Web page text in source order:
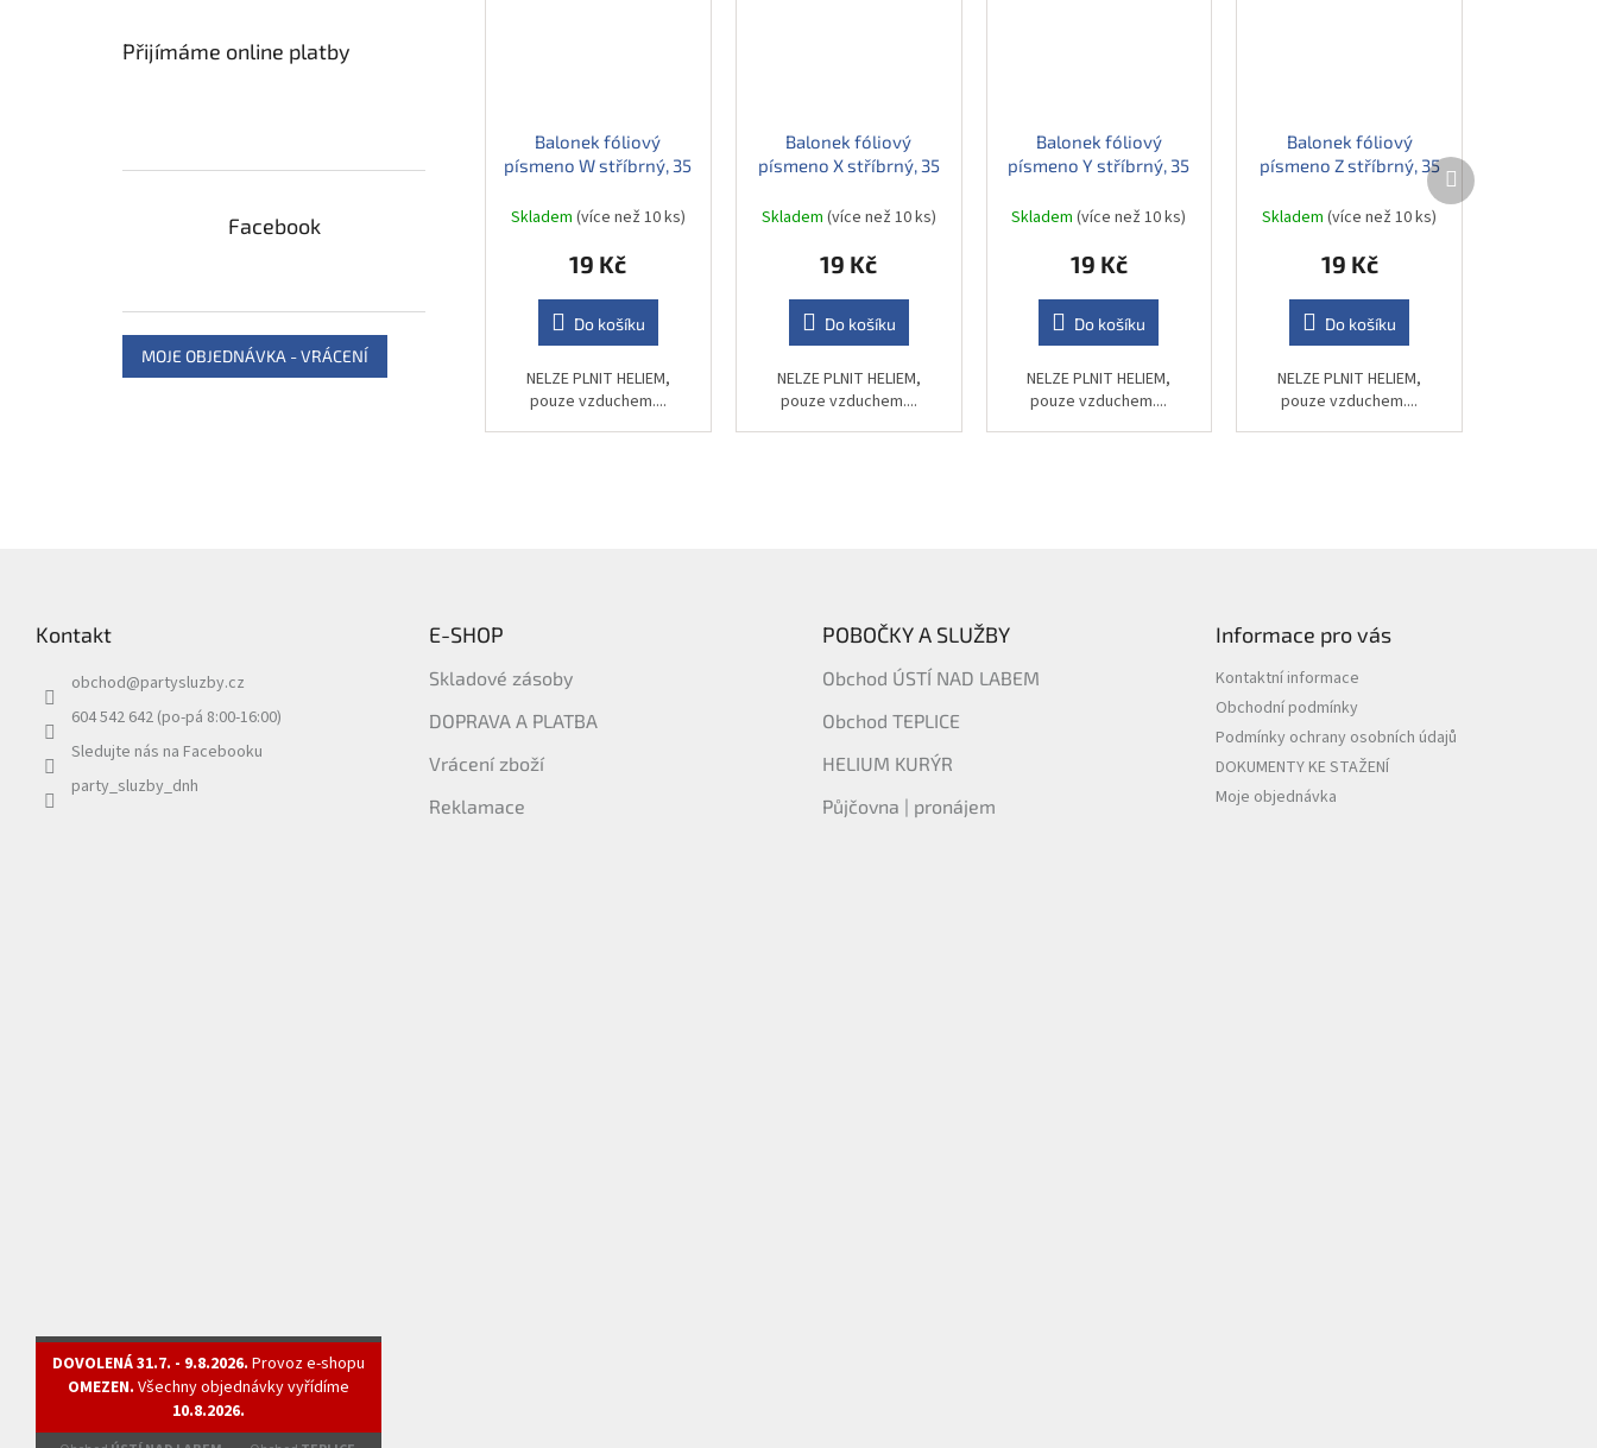
Přijímáme online platby
Facebook
MOJE OBJEDNÁVKA - VRÁCENÍ
Balonek fóliový
písmeno W stříbrný, 35
Skladem (více než 10 ks)
19 Kč
Do košíku
NELZE PLNIT HELIEM,
pouze vzduchem....
Balonek fóliový
písmeno X stříbrný, 35
Skladem (více než 10 ks)
19 Kč
Do košíku
NELZE PLNIT HELIEM,
pouze vzduchem....
Balonek fóliový
písmeno Y stříbrný, 35
Skladem(více než 10 ks)
19 Kč
Do košíku
NELZE PLNIT HELIEM,
pouze vzduchem....
Balonek fóliový
písmeno Z stříbrný, 35
Skladem(více než 10 ks)
19 Kč
Do košíku
NELZE PLNIT HELIEM,
pouze vzduchem....
Další
produkt
Kontakt
obchod@partysluzby.cz
604 542 642 (po-pá 8:00-16:00)
Sledujte nás na Facebooku
party_sluzby_dnh
E-SHOP
Skladové zásoby
DOPRAVA A PLATBA
Vrácení zboží
Reklamace
POBOČKY A SLUŽBY
Obchod ÚSTÍ NAD LABEM
Obchod TEPLICE
HELIUM KURÝR
Půjčovna | pronájem
Informace pro vás
Kontaktní informace
Obchodní podmínky
Podmínky ochrany osobních údajů
DOKUMENTY KE STAŽENÍ
Moje objednávka
DOVOLENÁ 31.7. - 9.8.2026. Provoz e-shopu
OMEZEN. Všechny objednávky vyřídíme
10.8.2026.